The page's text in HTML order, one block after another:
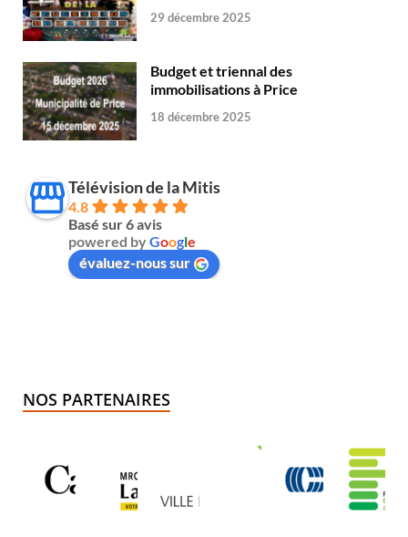
29 décembre 2025
Budget et triennal des
immobilisations à Price
18 décembre 2025
Télévision de la Mitis
4.8
Basé sur 6 avis
powered byGoogle
évaluez-nous sur
NOS PARTENAIRES